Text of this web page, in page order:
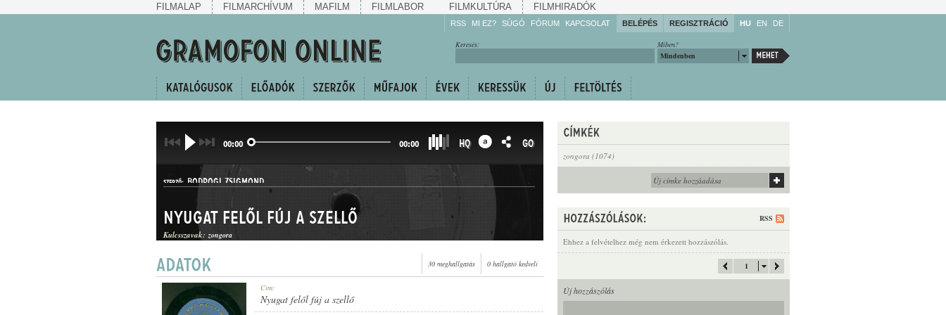
FILMALAP FILMARCHÍVUM MAFILM FILMLABOR FILMKULTÚRA FILMHIRADÓK
RSS MI EZ? SÚGÓ
Gyarapítsa!
FÓRUM KAPCSOLAT BELÉPÉS REGISZTRÁCIÓ HU EN DE
Miben?
Mindenben
Keresés:
zongora (1074)
RSS
Ehhez a felvételhez még nem érkezett hozzászólás.
1
Új hozzászólás
00:00 00:00 HQ GO
SZERZŐ: BODROGI ZSIGMOND
HALLGATÓ
Nyugat felől fúj a szellő
Kulcsszavak: zongora
30 meghallgatás 0 hallgató kedveli
Cím:
Nyugat felől fúj a szellő